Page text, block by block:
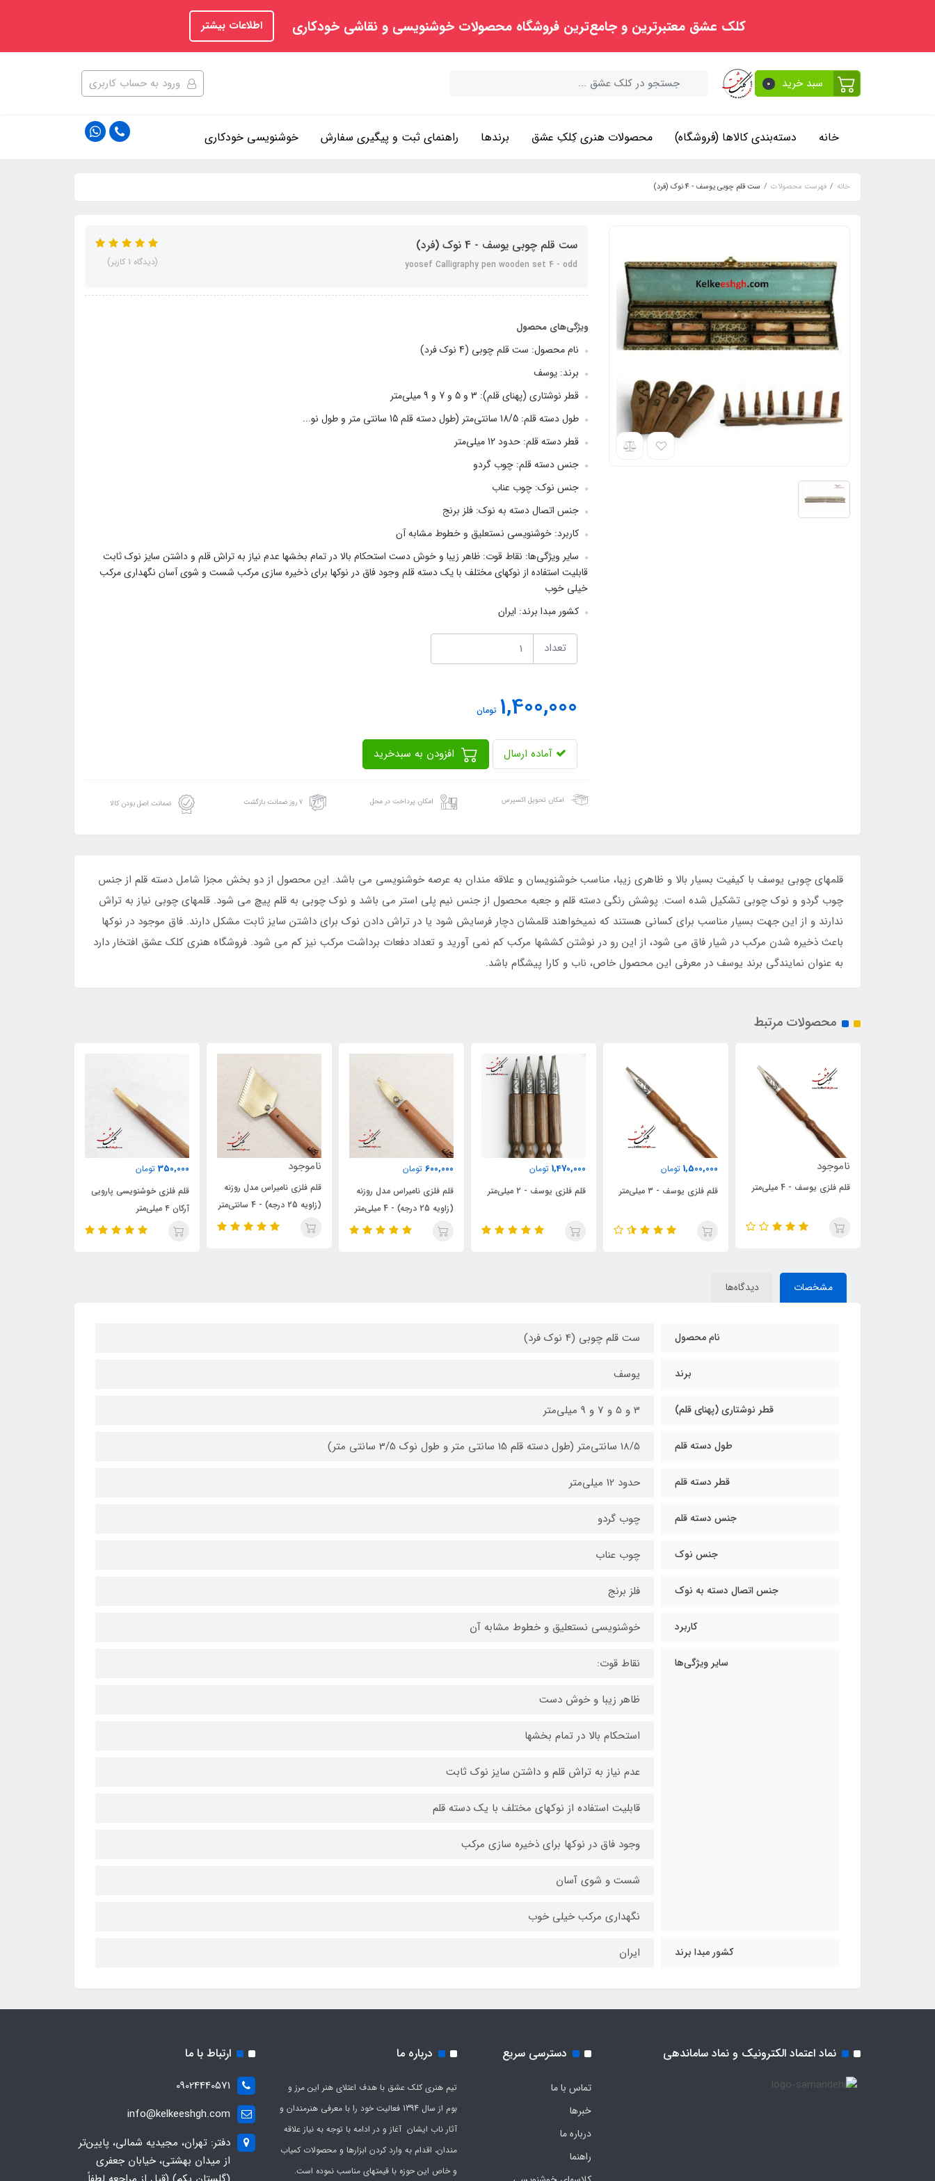
کلک عشق معتبرترین و جامع‌ترین فروشگاه محصولات خوشنویسی و نقاشی خودکاری اطلاعات بیشتر
سبد خرید 0 ورود به حساب کاربری
خانه دسته‌بندی کالاها (فروشگاه) محصولات هنری کِلکِ عشق برندها راهنمای ثبت و پیگیری سفارش خوشنویسی خودکاری
خانه فهرست محصولات ست قلم چوبی یوسف - 4 نوک (فرد)
ست قلم چوبی یوسف - 4 نوک (فرد)
yoosef Calligraphy pen wooden set 4 - odd (دیدگاه 1 کاربر)
ویژگی‌های محصول
نام محصول: ست قلم چوبی (4 نوک فرد)
برند: یوسف
قطر نوشتاری (پهنای قلم): 3 و 5 و 7 و 9 میلی‌متر
طول دسته قلم: 18/5 سانتی‌متر (طول دسته قلم 15 سانتی متر و طول نو...
قطر دسته قلم: حدود 12 میلی‌متر
جنس دسته قلم: چوب گردو
جنس نوک: چوب عناب
جنس اتصال دسته به نوک: فلز برنج
کاربرد: خوشنویسی نستعلیق و خطوط مشابه آن
سایر ویژگی‌ها: نقاط قوت: ظاهر زیبا و خوش دست استحکام بالا در تمام بخشها عدم نیاز به تراش قلم و داشتن سایز نوک ثابت
قابلیت استفاده از نوکهای مختلف با یک دسته قلم وجود فاق در نوکها برای ذخیره سازی مرکب شست و شوی آسان نگهداری مرکب
خیلی خوب
کشور مبدا برند: ایران
تعداد
1,400,000 تومان
آماده ارسال
امکان تحویل اکسپرس امکان پرداخت در محل ۷ روز ضمانت بازگشت ضمانت اصل بودن کالا
قلمهای چوبی یوسف با کیفیت بسیار بالا و ظاهری زیبا، مناسب خوشنویسان و علاقه مندان به عرصه خوشنویسی می باشد. این محصول از دو بخش مجزا شامل دسته قلم از جنس
چوب گردو و نوک چوبی تشکیل شده است. پوشش رنگی دسته قلم و جعبه محصول از جنس نیم پلی استر می باشد و نوک چوبی به قلم پیچ می شود. قلمهای چوبی نیاز به تراش
ندارند و از این جهت بسیار مناسب برای کسانی هستند که نمیخواهند قلمشان دچار فرسایش شود یا در تراش دادن نوک برای داشتن سایز ثابت مشکل دارند. فاق موجود در نوکها
باعث ذخیره شدن مرکب در شیار فاق می شود، از این رو در نوشتن کششها مرکب کم نمی آورید و تعداد دفعات برداشت مرکب نیز کم می شود. فروشگاه هنری کلک عشق افتخار دارد
به عنوان نمایندگی برند یوسف در معرفی این محصول خاص، ناب و کارا پیشگام باشد.
محصولات مرتبط
1,500,000
قلم فلزی یوسف - 3 میلی‌متر
1,470,000 تومان
قلم فلزی یوسف - 2 میلی‌متر
600,000 تومان
قلم فلزی نامیراس مدل روزنه
ناموجود
قلم فلزی نامیراس مدل روزنه
(زاویه 25 درجه) - 4 سانتی‌متر
350,000
قلم فلزی خوشنویسی پارویی
آرکان ۴ میلی‌متر
220,000 تومان
قلم نی دزفولی وحشی
(تراشیده)
مشخصات دیدگاه‌ها
نام محصول ست قلم چوبی (4 نوک فرد)
برند یوسف
قطر نوشتاری (پهنای قلم) 3 و 5 و 7 و 9 میلی‌متر
طول دسته قلم 18/5 سانتی‌متر (طول دسته قلم 15 سانتی متر و طول نوک 3/5 سانتی متر)
قطر دسته قلم حدود 12 میلی‌متر
جنس دسته قلم چوب گردو
جنس نوک چوب عناب
جنس اتصال دسته به نوک فلز برنج
کاربرد خوشنویسی نستعلیق و خطوط مشابه آن
سایر ویژگی‌ها نقاط قوت:
ظاهر زیبا و خوش دست
استحکام بالا در تمام بخشها
عدم نیاز به تراش قلم و داشتن سایز نوک ثابت
قابلیت استفاده از نوکهای مختلف با یک دسته قلم
وجود فاق در نوکها برای ذخیره سازی مرکب
شست و شوی آسان
نگهداری مرکب خیلی خوب
کشور مبدا برند ایران
نماد اعتماد الکترونیک و نماد ساماندهی دسترسی سریع
تماس با ما
خبرها
درباره ما
راهنما
درباره ما
تیم هنری کلک عشق با هدف اعتلای هنر این مرز و
بوم از سال 1394 فعالیت خود را با معرفی هنرمندان و
آثار ناب ایشان آغاز و در ادامه با توجه به نیاز علاقه
مندان، اقدام به وارد کردن ابزارها و محصولات کمیاب
و خاص این حوزه با قیمتهای مناسب نموده است.
ارتباط با ما
09024440571
info@kelkeeshgh.com
دفتر: تهران، مجیدیه شمالی، پایین‌تر
از میدان بهشتی، خیابان جعفری